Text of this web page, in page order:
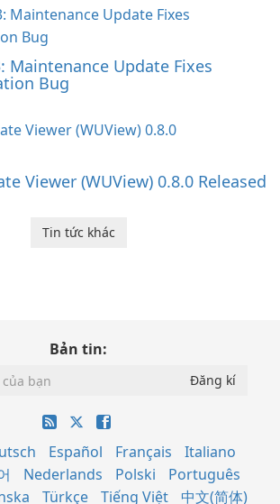
Maintenance Update Fixes
Bug
Viewer (WUView) 0.8.0 Released
Tin tức khác
Bản tin:
Español Français
Italiano
Nederlands Polski
Português
Türkçe Tiếng Việt 中文(简体)